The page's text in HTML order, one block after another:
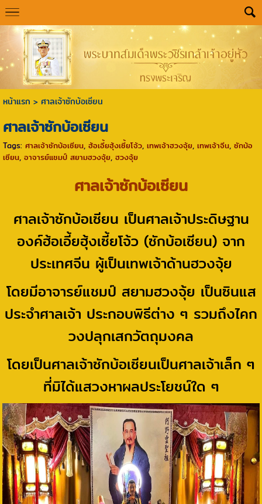
หน้าแรก > ศาลเจ้าซักบ้อเซียน
ศาลเจ้าซักบ้อเซียน
Tags: ศาลเจ้าซักบ้อเซียน, ฮ้อเอี้ยฮุ้งเซี้ยโจ้ว, เทพเจ้าฮวงจุ้ย, เทพเจ้าจีน, ซักบ้อ
เซียน, อาจารย์แชมป์ สยามฮวงจุ้ย, ฮวงจุ้ย
ศาลเจ้าซักบ้อเซียน
ศาลเจ้าซักบ้อเซียน เป็นศาลเจ้าประดิษฐาน
องค์ฮ้อเอี้ยฮุ้งเซี้ยโจ้ว (ซักบ้อเซียน) จาก
ประเทศจีน ผู้เป็นเทพเจ้าด้านฮวงจุ้ย
โดยมีอาจารย์แชมป์ สยามฮวงจุ้ย เป็นซินแส
ประจำศาลเจ้า ประกอบพิธีต่าง ๆ รวมถึงไคก
วงปลุกเสกวัตถุมงคล
โดยเป็นศาลเจ้าซักบ้อเซียนเป็นศาลเจ้าเล็ก ๆ
ที่มิได้แสวงหาผลประโยชน์ใด ๆ